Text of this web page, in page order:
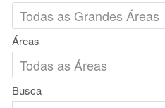
Áreas
Busca